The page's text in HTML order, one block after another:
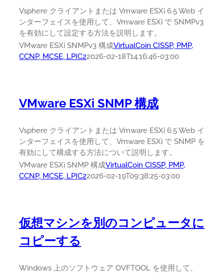
Vsphere クライアントまたは Vmware ESXi 6.5 Web イ
ンターフェイスを使用して、Vmware ESXi で SNMPv3
を有効にして設定する方法を説明します。
VMware ESXi SNMPv3 構成VirtualCoin CISSP, PMP,
CCNP, MCSE, LPIC22026-02-18T14:16:46-03:00
VMware ESXi SNMP 構成
Vsphere クライアントまたは Vmware ESXi 6.5 Web イ
ンターフェイスを使用して、Vmware ESXi で SNMP を
有効にして構成する方法について説明します。
VMware ESXi SNMP 構成VirtualCoin CISSP, PMP,
CCNP, MCSE, LPIC22026-02-19T09:38:25-03:00
仮想マシンを別のコンピュータに
コピーする
Windows 上のソフトウェア OVFTOOL を使用して、